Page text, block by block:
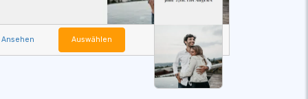
Ansehen Auswählen